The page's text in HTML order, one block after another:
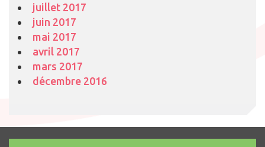
juillet 2017
juin 2017
mai 2017
avril 2017
mars 2017
décembre 2016